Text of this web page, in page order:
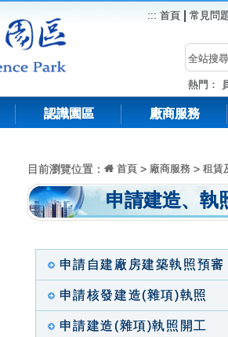
::: 首頁 常見問
熱門：
認識園區 廠商服務
目前瀏覽位置： 首頁 > 廠商服務 > 租賃
申請建造、執
申請自建廠房建築執照預審
申請核發建造(雜項)執照
申請建造(雜項)執照開工